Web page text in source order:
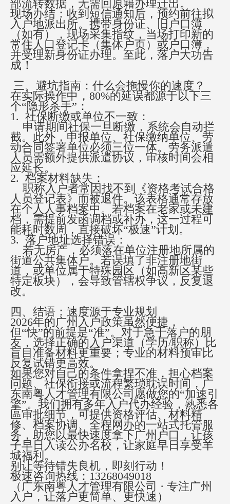
部流转数据，无需回原籍办理迁出。
现场办结：收到短信通知后，预约前往拟
入户地派出所。携带身份证、旧户口簿
（如有），现场采集指纹，当场打印新的
常住人口登记卡（集体户页）或户口簿，
并受理新身份证办理。至此，落户大功告
成！
三、避坑指南：什么会拖慢你的速度？
在实际操作中， 80%的延误都源于以下三
个“隐形杀手”：
1. 社保断缴或单位不一致：
申请期间社保一旦断缴，系统会自动拦
截。此外，申报单位、社保缴纳单位、劳
动合同签署单位必须三位一体。劳务派遣
人员需额外提供派遣协议，审核时间会相
应延长。
2. 档案材料缺失：
职称入户者常因找不到《资格考试合格
人员登记表》而被退件。该表格通常存放
在个人人事档案中。若档案在老家或未建
档，需提前发函调档或补办，这一过程可
能耗时数周，直接破坏“极速”计划。
3. 落户地址选择错误：
若无房产，必须落在单位注册地所属的
街道公共集体户。若误填了非注册地街
道，或单位属于特殊园区（如高新区某些
特定板块），会导致管辖权争议，反复退
改。
四、结语：速度源于专业规划
2026年的广州入户政策虽然便捷，
但“快”的前提是“准”。对于急于落户的朋
友，选择正确的入户渠道（学历/职称）比
盲目准备材料更重要；专业的材料预审比
反复试错更高效。
如果您对自己的条件拿捏不准，担心档案
问题、社保衔接或流程繁琐耽误时间，广
东南粤人才管理有限公司愿做您的“加速引
擎”。我们拥有多年入户代办经验，熟悉各
區审批细节，可提供资格评估、材料精
修、档案协调、全程网办的一站式托管服
务，助您以最快速度拿下广州户口，让孩
子早日入读公办名校，让家庭早日享受羊
城福利。
别让等待错失良机，即刻行动！
极速咨询热线： 13268049018
（广东南粤人才管理有限公司 · 专注广州
入户，让落户更简单、更快速）